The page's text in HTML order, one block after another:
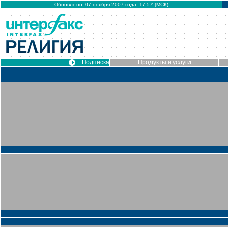
Обновлено: 07 ноября 2007 года, 17:57 (МСК)
Подписка Продукты и услуги